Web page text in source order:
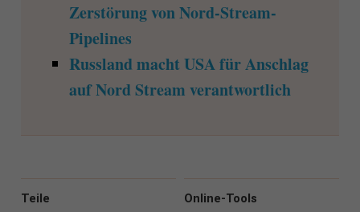
Zerstörung von Nord-Stream-
Pipelines
Russland macht USA für Anschlag
auf Nord Stream verantwortlich
Online-Tools
Teile